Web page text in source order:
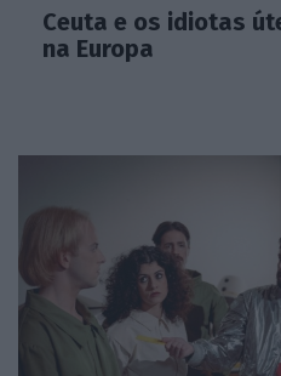
Ceuta e os idiotas
na Europa